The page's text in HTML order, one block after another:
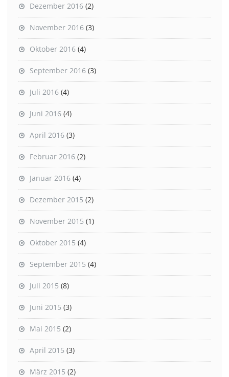
Dezember 2016 (2)
November 2016 (3)
Oktober 2016 (4)
September 2016 (3)
Juli 2016 (4)
Juni 2016 (4)
April 2016 (3)
Februar 2016 (2)
Januar 2016 (4)
Dezember 2015 (2)
November 2015 (1)
Oktober 2015 (4)
September 2015 (4)
Juli 2015 (8)
Juni 2015 (3)
Mai 2015 (2)
April 2015 (3)
März 2015 (2)